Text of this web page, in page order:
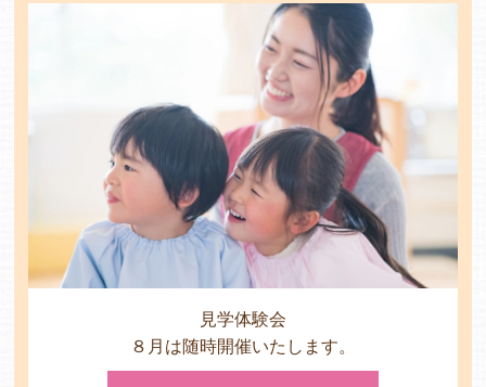
各保育園のご紹介
入園・見学の問い合わせ
在園児保護者の方へ
見学体験会
８月は随時開催いたします。